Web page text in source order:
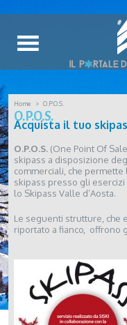
Home O.P.O.S.
O.P.O.S.
Acquista il tuo
O.P.O.S. (One Point Of
skipass a disposizione
commerciali, che
skipass presso gli
lo Skipass Valle d’Aosta.
Le seguenti strutture, che
riportato a fianco, offrono